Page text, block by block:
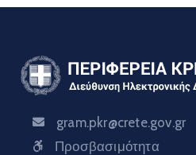
gram.pkr@crete.gov.gr
Προσβασιμότητα